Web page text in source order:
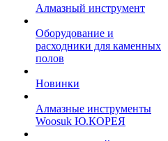
Алмазный инструмент
Оборудование и
расходники для каменных
полов
Новинки
Алмазные инструменты
Woosuk Ю.КОРЕЯ